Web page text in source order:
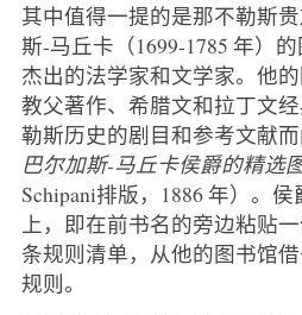
其中值得一提的是那不勒斯
斯-马丘卡（1699-1785 年）
杰出的法学家和文学家。他
教父著作、希腊文和拉丁文
勒斯历史的剧目和参考文献
巴尔加斯-马丘卡侯爵的精选
Schipani排版，1886 年）。
上，即在前书名的旁边粘贴
条规则清单，从他的图书馆
规则。